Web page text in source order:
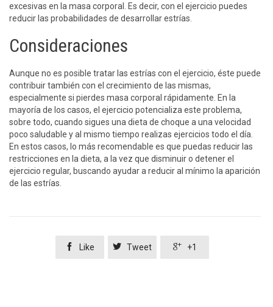
excesivas en la masa corporal. Es decir, con el ejercicio puedes
reducir las probabilidades de desarrollar estrías.
Consideraciones
Aunque no es posible tratar las estrías con el ejercicio, éste puede
contribuir también con el crecimiento de las mismas,
especialmente si pierdes masa corporal rápidamente. En la
mayoría de los casos, el ejercicio potencializa este problema,
sobre todo, cuando sigues una dieta de choque a una velocidad
poco saludable y al mismo tiempo realizas ejercicios todo el día.
En estos casos, lo más recomendable es que puedas reducir las
restricciones en la dieta, a la vez que disminuir o detener el
ejercicio regular, buscando ayudar a reducir al mínimo la aparición
de las estrías.
 Like  Tweet  +1